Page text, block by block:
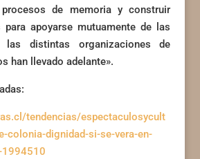
de memoria y construir
para apoyarse mutuamente de las
las distintas organizaciones de
han llevado adelante».
tendencias/espectaculosycult
colonia-dignidad-si-se-vera-en-
1994510